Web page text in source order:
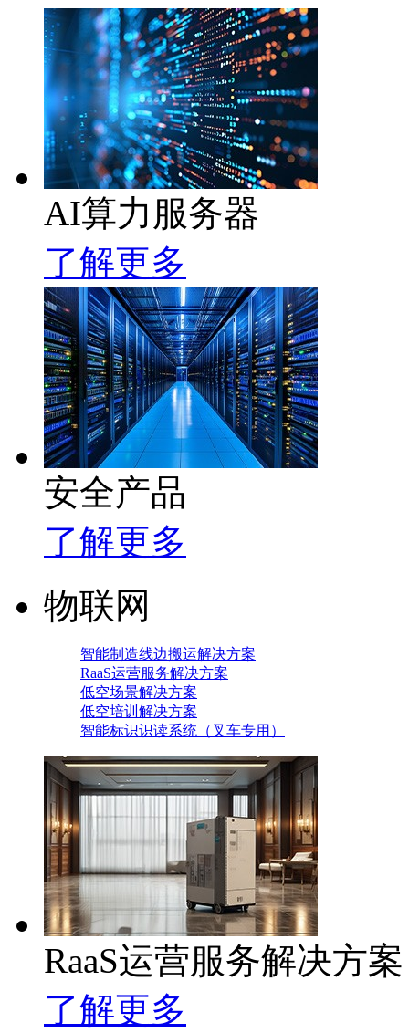
AI算力服务器
了解更多
安全产品
了解更多
物联网
智能制造线边搬运解决方案
RaaS运营服务解决方案
低空场景解决方案
低空培训解决方案
智能标识识读系统（叉车专用）
RaaS运营服务解决方案
了解更多